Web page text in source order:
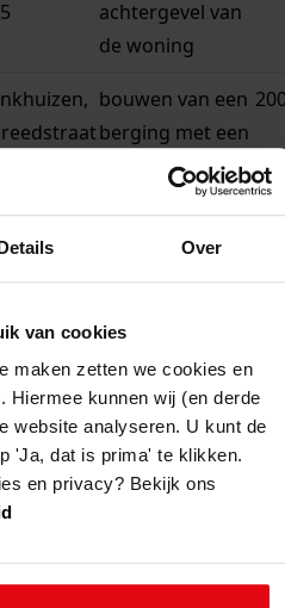
Over
van cookies
maken zetten we cookies en
Hiermee kunnen wij (en derde
website analyseren. U kunt de
'Ja, dat is prima' te klikken.
en privacy? Bekijk ons
achtergevel van
de woning
bouwen van een
berging met een
zadelkap aan de
zilverstraat
44
vernieuwen van
de achterzijde
bouwen van
twee
dakkapellen in